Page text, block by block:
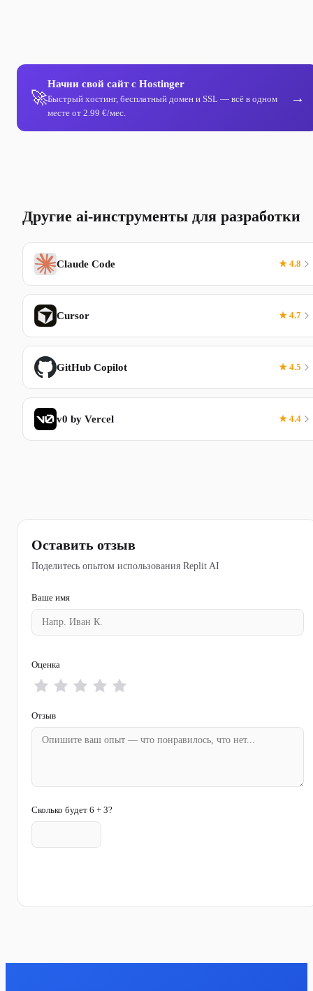
🚀
Начни свой сайт с Hostinger
Быстрый хостинг, бесплатный домен и SSL — всё в одном
месте от 2.99 €/мес.
→
Другие ai-инструменты для разработки
Claude Code ★ 4.8
Cursor ★ 4.7
GitHub Copilot ★ 4.5
v0 by Vercel ★ 4.4
Оставить отзыв
Поделитесь опытом использования Replit AI
Ваше имя
Оценка
Отзыв
Сколько будет 6 + 3?